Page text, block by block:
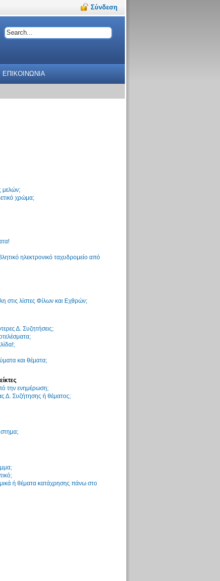
Σύνδεση
ΕΠΙΚΟΙΝΩΝΙΑ
μελών;
χρώμα;
ηλεκτρονικό ταχυδρομείο από
λίστες Φίλων και Εχθρών;
Δ. Συζητήσεις;
και θέματα;
την ενημέρωση;
Δ. Συζήτησης ή θέματος;
ή θέματα κατάχρησης πάνω στο